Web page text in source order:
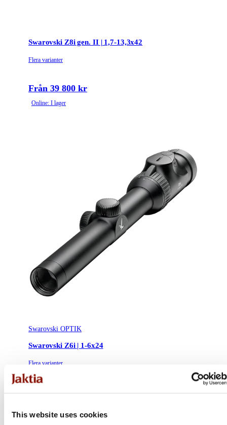
This website uses cookies
Swarovski Z8i gen. II | 1,7-13,3x42
Flera varianter
Från 39 800 kr
Online: I lager
Swarovski OPTIK
Swarovski Z6i | 1-6x24
Flera varianter
Från 20 300 kr
Online: I lager